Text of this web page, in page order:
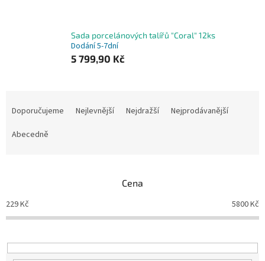
Sada porcelánových talířů "Coral" 12ks
Dodání 5-7dní
5 799,90 Kč
o
d
k
t
Doporučujeme Nejlevnější Nejdražší
Nejprodávanější
Abecedně
Cena
229Kč 5800Kč